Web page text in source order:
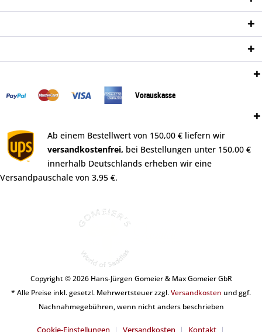
Vorauskasse
Ab einem Bestellwert von 150,00 € liefern wir
versandkostenfrei, bei Bestellungen unter 150,00 €
innerhalb Deutschlands erheben wir eine
Versandpauschale von 3,95 €.
Copyright © 2026 Hans-Jürgen Gomeier & Max Gomeier GbR
* Alle Preise inkl. gesetzl. Mehrwertsteuer zzgl.Versandkosten und ggf.
Nachnahmegebühren, wenn nicht anders beschrieben
Cookie-Einstellungen Versandkosten Kontakt